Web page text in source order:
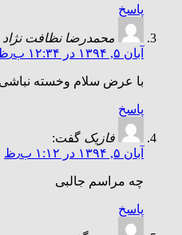
پاسخ
محمدرضا نظافت نژاد
آبان ۵, ۱۳۹۴ در ۱۲:۳۴ ب٫ظ
با عرض سلام وخسته
پاسخ
فازیک گفت:
آبان ۵, ۱۳۹۴ در ۱:۱۲ ب٫ظ
چه مراسم جالبی
پاسخ